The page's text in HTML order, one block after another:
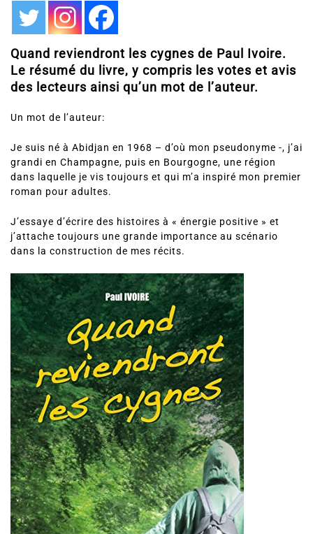
Quand reviendront les cygnes de Paul Ivoire.
Le résumé du livre, y compris les votes et avis
des lecteurs ainsi qu’un mot de l’auteur.
Un mot de l’auteur:
Je suis né à Abidjan en 1968 – d’où mon pseudonyme -, j’ai
grandi en Champagne, puis en Bourgogne, une région
dans laquelle je vis toujours et qui m’a inspiré mon premier
roman pour adultes.
J’essaye d’écrire des histoires à « énergie positive » et
j’attache toujours une grande importance au scénario
dans la construction de mes récits.